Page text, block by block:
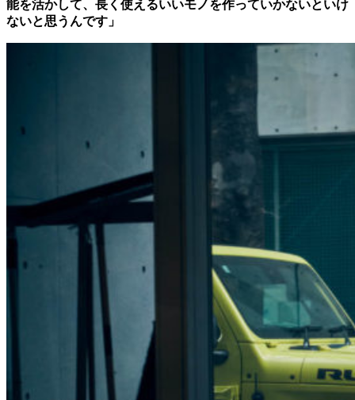
能を活かして、長く使えるいいモノを作っていかないといけ
ないと思うんです」